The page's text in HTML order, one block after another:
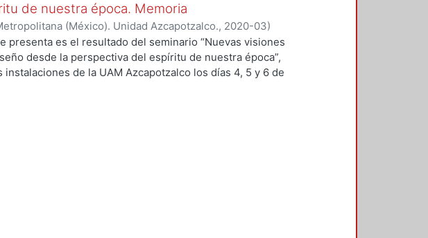
de nuestra época. Memoria
(México). Unidad Azcapotzalco., 2020-03)
Bela;Dávila Urrutia, Sergio ;Hirata Kitahara, Miguel;
Romero, Iarene
presenta es el resultado del seminario “Nuevas visiones
desde la perspectiva del espíritu de nuestra época”,
instalaciones de la UAM Azcapotzalco los días 4, 5 y 6 de